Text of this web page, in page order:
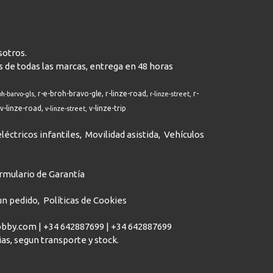
todas las marcas, entrega en 48 horas
barvo-gls r-e-broh-bravo-gle r-linze-road r-linze-street r-
v-linze-road v-linze-street v-linze-trip
infantiles Movilidad asistida Vehículos
de Garantía
pedido Políticas de Cookies
| +34 642887699 | +34 642887699
segun transporte y stock.